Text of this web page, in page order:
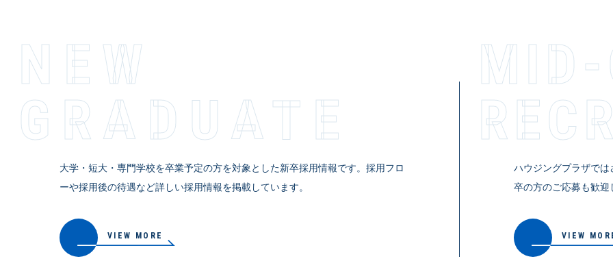
NEW
GRADUATE
大学・短大・専門学校を卒業予定の方を対象とした新卒採用情報です。採用フロ
ーや採用後の待遇など詳しい採用情報を掲載しています。
VIEW MORE
MID-
ハウジングプラザで
卒の方のご応募も歓
VIEW